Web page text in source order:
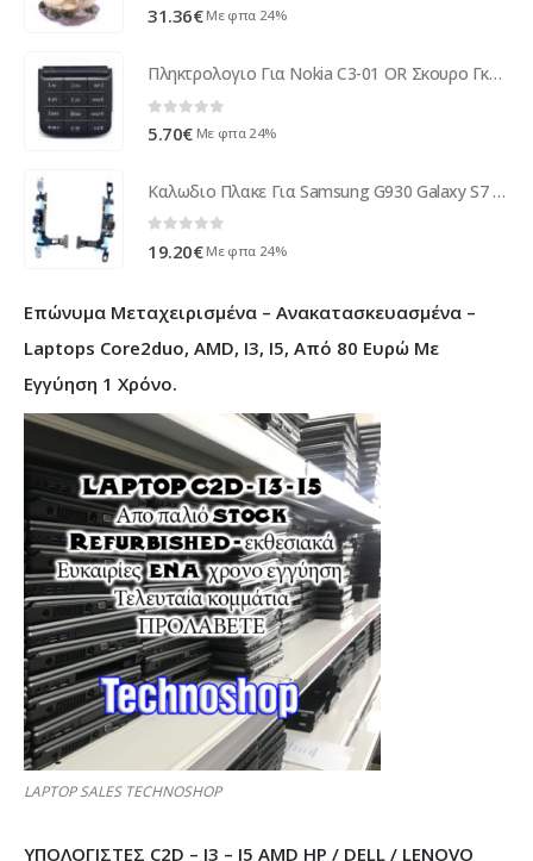
0 out of 5
31.36€ Με φπα 24%
Πληκτρολογιο Για Nokia C3-01 OR Σκουρο Γκρι (9791M64)
5.70€ Με φπα 24%
Καλωδιο Πλακε Για Samsung G930 Galaxy S7 Με Υποδοχη Φορτισης, Μικροφωνο κ Πληκτρα OR
19.20€ Με φπα 24%
Επώνυμα Μεταχειρισμένα – Ανακατασκευασμένα –
Laptops Core2duo, AMD, I3, I5, Από 80 Ευρώ Με
Εγγύηση 1 Χρόνο.
LAPTOP SALES TECHNOSHOP
ΥΠΟΛΟΓΙΣΤΕΣ C2D – I3 – I5 AMD HP / DELL / LENOVO